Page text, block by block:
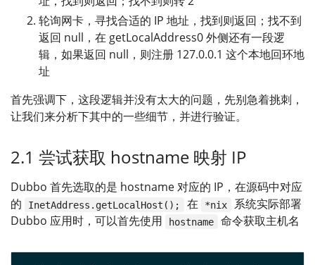
轮询网卡，寻找合适的 IP 地址，找到则返回；找不到
返回 null，在 getLocalAddress0 外侧还有一段逻
辑，如果返回 null，则注册 127.0.0.1 这个本地回环地
址
首先强调下，这段逻辑并没有太大的问题，先别急着挑刺，
让我们来分析下其中的一些细节，并进行验证。
2.1 尝试获取 hostname 映射 IP
Dubbo 首先选取的是 hostname 对应的 IP，在源码中对应
的
InetAddress.getLocalHost(); 在 *nix
系统实际部署
Dubbo 应用时，可以首先使用
hostname 命令获取主机名